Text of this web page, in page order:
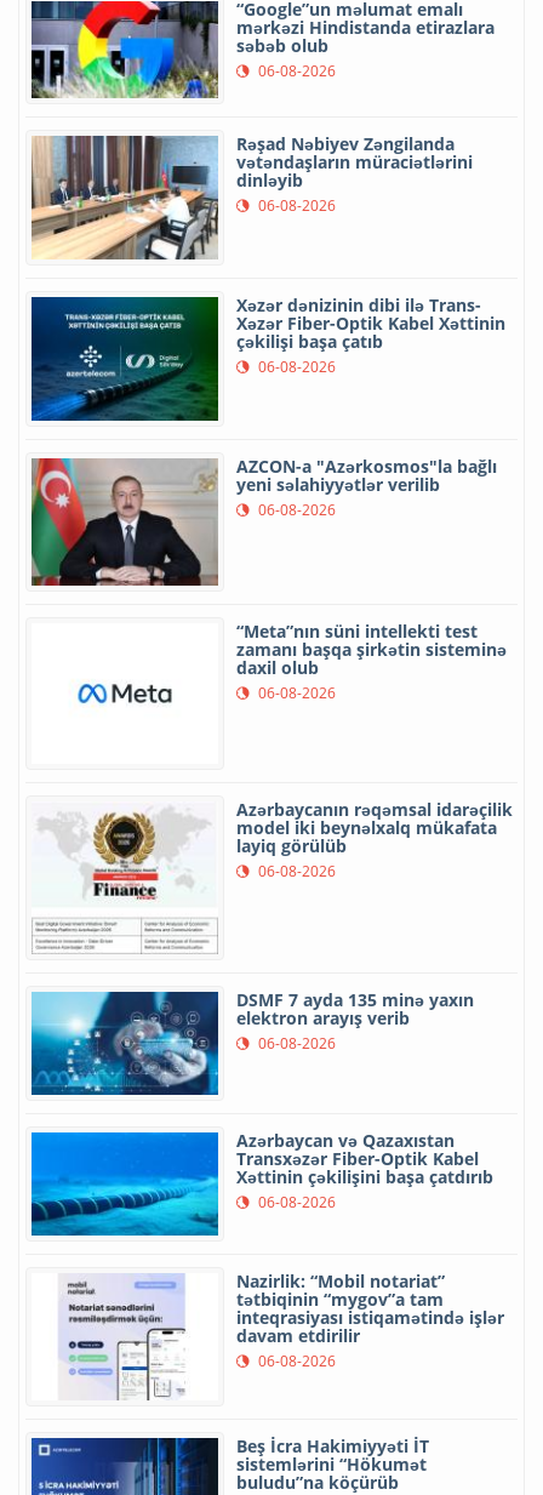
“Google”un məlumat emalı
mərkəzi Hindistanda etirazlara
səbəb olub
06-08-2026
Rəşad Nəbiyev Zəngilanda
vətəndaşların müraciətlərini
dinləyib
06-08-2026
Xəzər dənizinin dibi ilə Trans-
Xəzər Fiber-Optik Kabel Xəttinin
çəkilişi başa çatıb
06-08-2026
AZCON-a "Azərkosmos"la bağlı
yeni səlahiyyətlər verilib
06-08-2026
“Meta”nın süni intellekti test
zamanı başqa şirkətin sisteminə
daxil olub
06-08-2026
Azərbaycanın rəqəmsal idarəçilik
model iki beynəlxalq mükafata
layiq görülüb
06-08-2026
DSMF 7 ayda 135 minə yaxın
elektron arayış verib
06-08-2026
Azərbaycan və Qazaxıstan
Transxəzər Fiber-Optik Kabel
Xəttinin çəkilişini başa çatdırıb
06-08-2026
Nazirlik: “Mobil notariat”
tətbiqinin “mygov”a tam
inteqrasiyası istiqamətində işlər
davam etdirilir
06-08-2026
Beş İcra Hakimiyyəti İT
sistemlərini “Hökumət
buludu”na köçürüb